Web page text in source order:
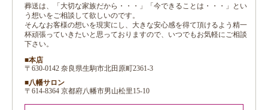
葬送は、「大切な家族だから・・・」「今できることは・・・」とい
う想いをご相談して欲しいのです。
そんなお客様の想いを現実にし、大きな安心感を得て頂けるよう精一
杯頑張っていきたいと思っておりますので、いつでもお気軽にご相談
下さい。
■本店
〒630-0142 奈良県生駒市北田原町2361-3
■八幡サロン
〒614-8364 京都府八幡市男山松里15-10